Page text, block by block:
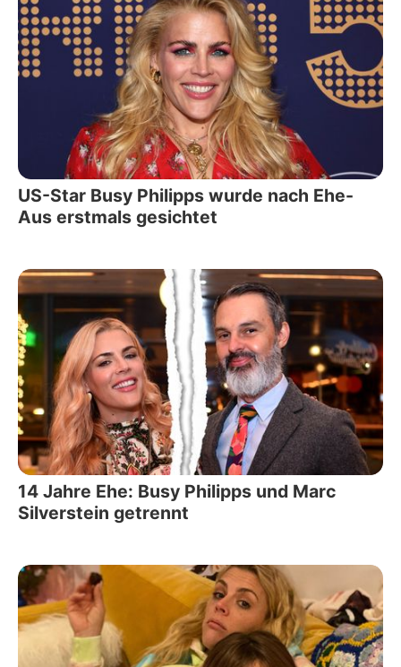
US-Star Busy Philipps wurde nach Ehe-
Aus erstmals gesichtet
14 Jahre Ehe: Busy Philipps und Marc
Silverstein getrennt